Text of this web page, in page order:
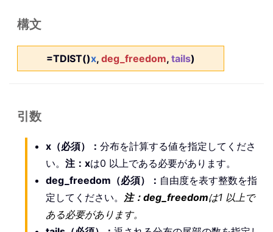
構文
=TDIST()x, deg_freedom, tails)
引数
x（必須）： 分布を計算する値を指定してくださ
い。 注：xは0 以上である必要があります。
deg_freedom（必須）： 自由度を表す整数を指
定してください。 注：deg_freedomは1 以上で
ある必要があります。